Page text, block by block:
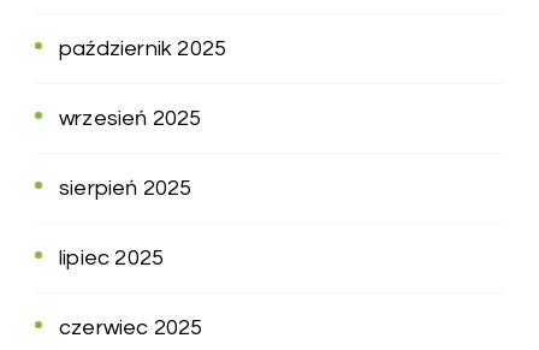
październik 2025
wrzesień 2025
sierpień 2025
lipiec 2025
czerwiec 2025